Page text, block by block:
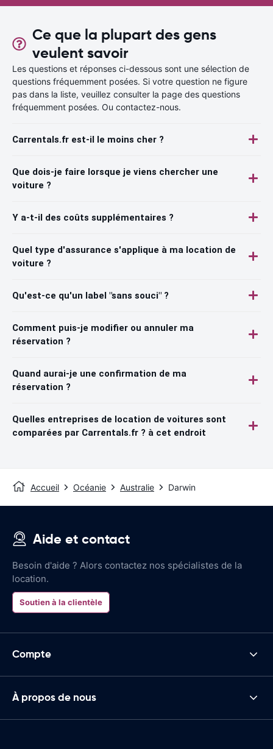
Ce que la plupart des gens
veulent savoir
Les questions et réponses ci-dessous sont une sélection de
questions fréquemment posées. Si votre question ne figure
pas dans la liste, veuillez consulter la page des questions
fréquemment posées. Ou contactez-nous.
Carrentals.fr est-il le moins cher ?
Que dois-je faire lorsque je viens chercher une
voiture ?
Y a-t-il des coûts supplémentaires ?
Quel type d'assurance s'applique à ma location de
voiture ?
Qu'est-ce qu'un label "sans souci" ?
Comment puis-je modifier ou annuler ma
réservation ?
Quand aurai-je une confirmation de ma
réservation ?
Quelles entreprises de location de voitures sont
comparées par Carrentals.fr ? à cet endroit
Accueil Océanie Australie Darwin
Aide et contact
Besoin d'aide ? Alors contactez nos spécialistes de la
location.
Soutien à la clientèle
Compte
À propos de nous